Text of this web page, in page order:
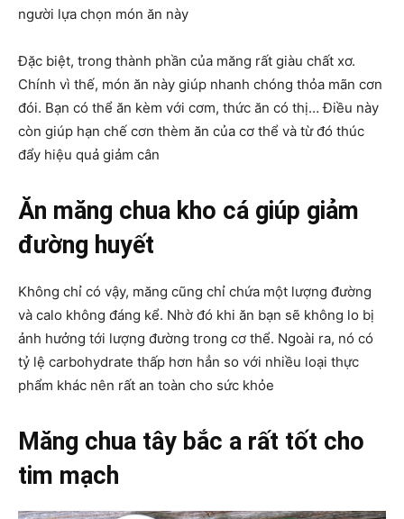
người lựa chọn món ăn này
Đặc biệt, trong thành phần của măng rất giàu chất xơ.
Chính vì thế, món ăn này giúp nhanh chóng thỏa mãn cơn
đói. Bạn có thể ăn kèm với cơm, thức ăn có thị… Điều này
còn giúp hạn chế cơn thèm ăn của cơ thể và từ đó thúc
đẩy hiệu quả giảm cân
Ăn măng chua kho cá giúp giảm
đường huyết
Không chỉ có vậy, măng cũng chỉ chứa một lượng đường
và calo không đáng kể. Nhờ đó khi ăn bạn sẽ không lo bị
ảnh hưởng tới lượng đường trong cơ thể. Ngoài ra, nó có
tỷ lệ carbohydrate thấp hơn hẳn so với nhiều loại thực
phẩm khác nên rất an toàn cho sức khỏe
Măng chua tây bắc a rất tốt cho
tim mạch